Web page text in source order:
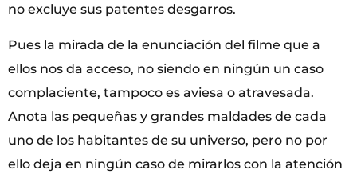
no excluye sus patentes desgarros.
Pues la mirada de la enunciación del filme que a
ellos nos da acceso, no siendo en ningún un caso
complaciente, tampoco es aviesa o atravesada.
Anota las pequeñas y grandes maldades de cada
uno de los habitantes de su universo, pero no por
ello deja en ningún caso de mirarlos con la atención